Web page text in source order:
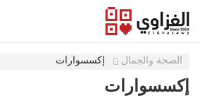
الصحة والجمال إكسسوارات
إكسسوارات